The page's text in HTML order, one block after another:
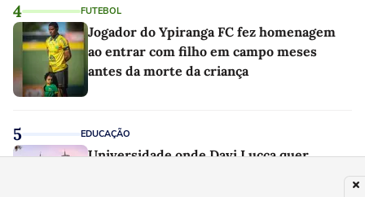
4 FUTEBOL
Jogador do Ypiranga FC fez homenagem
ao entrar com filho em campo meses
antes da morte da criança
5 EDUCAÇÃO
Universidade onde Davi Lucca quer